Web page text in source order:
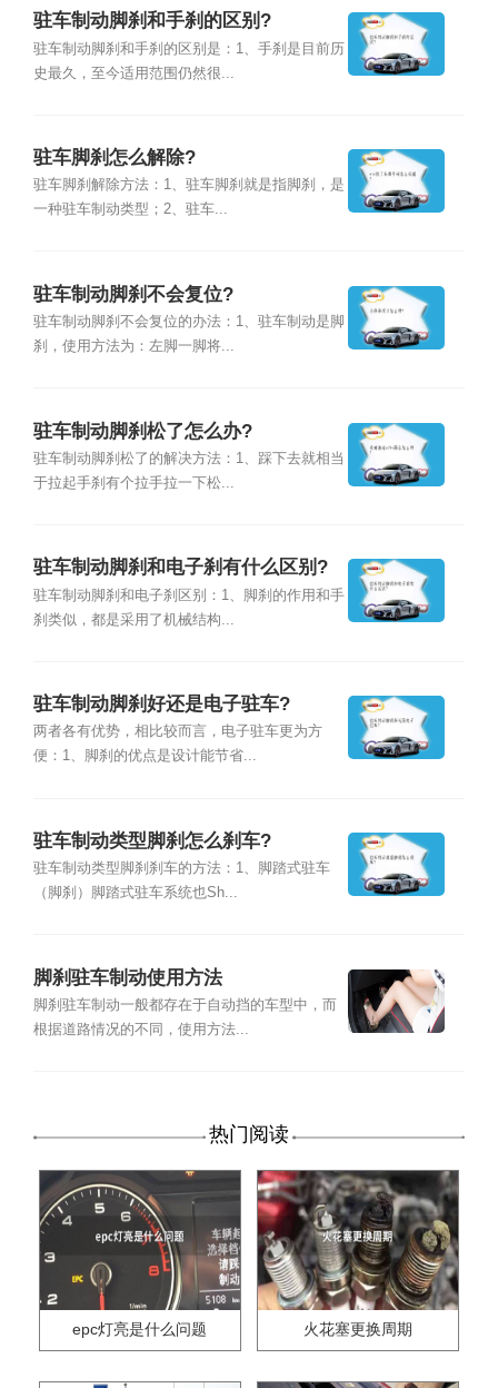
驻车制动脚刹和手刹的区别?
驻车制动脚刹和手刹的区别是：1、手刹是目前历
史最久，至今适用范围仍然很...
驻车脚刹怎么解除?
驻车脚刹解除方法：1、驻车脚刹就是指脚刹，是
一种驻车制动类型；2、驻车...
驻车制动脚刹不会复位?
驻车制动脚刹不会复位的办法：1、驻车制动是脚
刹，使用方法为：左脚一脚将...
驻车制动脚刹松了怎么办?
驻车制动脚刹松了的解决方法：1、踩下去就相当
于拉起手刹有个拉手拉一下松...
驻车制动脚刹和电子刹有什么区别?
驻车制动脚刹和电子刹区别：1、脚刹的作用和手
刹类似，都是采用了机械结构...
驻车制动脚刹好还是电子驻车?
两者各有优势，相比较而言，电子驻车更为方
便：1、脚刹的优点是设计能节省...
驻车制动类型脚刹怎么刹车?
驻车制动类型脚刹刹车的方法：1、脚踏式驻车
（脚刹）脚踏式驻车系统也Sh...
脚刹驻车制动使用方法
脚刹驻车制动一般都存在于自动挡的车型中，而
根据道路情况的不同，使用方法...
热门阅读
epc灯亮是什么问题 火花塞更换周期